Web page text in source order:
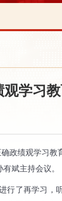
学习
绩观学习教
斌主持会议。
了再学习，